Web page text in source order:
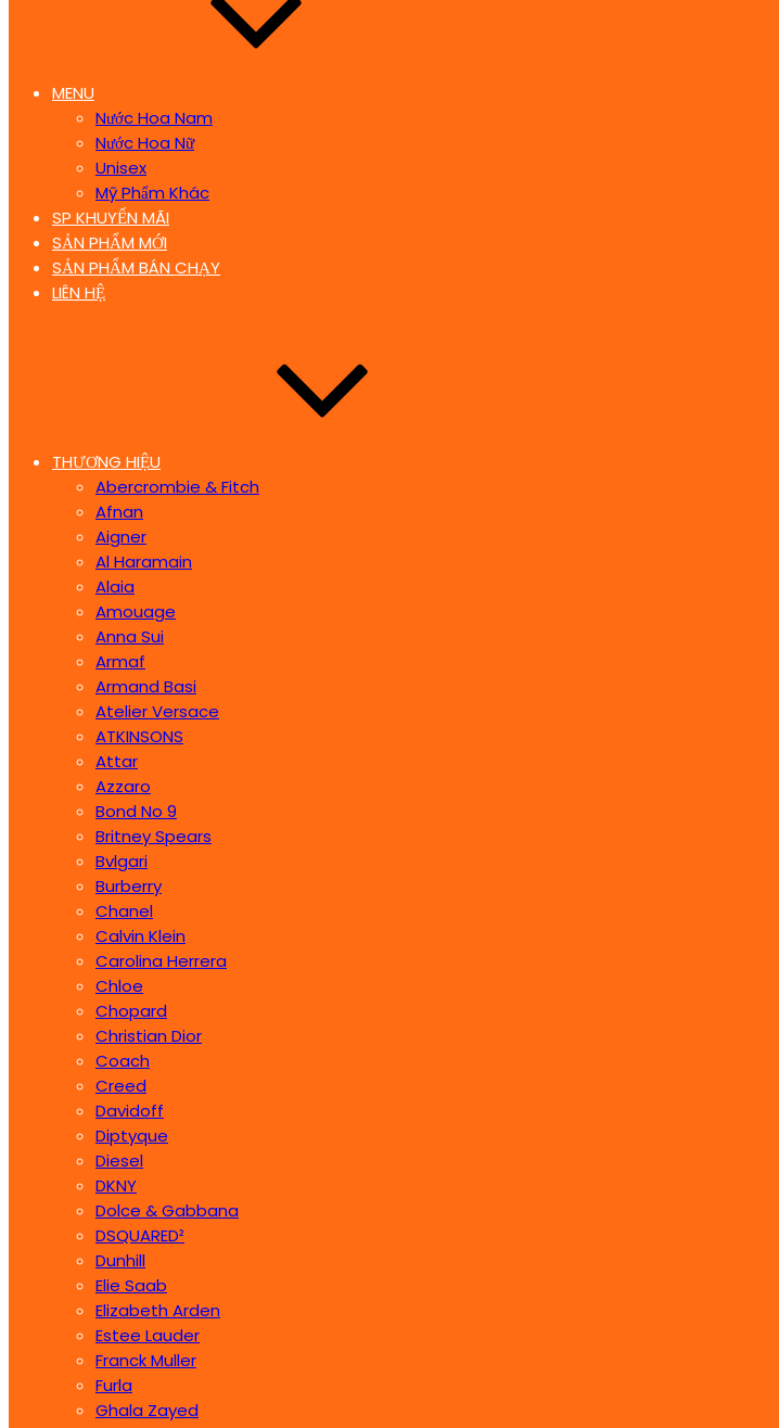
MENU
Nước Hoa Nam
Nước Hoa Nữ
Unisex
Mỹ Phẩm Khác
SP KHUYẾN MÃI
SẢN PHẨM MỚI
SẢN PHẨM BÁN CHẠY
LIÊN HỆ
THƯƠNG HIỆU
Abercrombie & Fitch
Afnan
Aigner
Al Haramain
Alaia
Amouage
Anna Sui
Armaf
Armand Basi
Atelier Versace
ATKINSONS
Attar
Azzaro
Bond No 9
Britney Spears
Bvlgari
Burberry
Chanel
Calvin Klein
Carolina Herrera
Chloe
Chopard
Christian Dior
Coach
Creed
Davidoff
Diptyque
Diesel
DKNY
Dolce & Gabbana
DSQUARED²
Dunhill
Elie Saab
Elizabeth Arden
Estee Lauder
Franck Muller
Furla
Ghala Zayed